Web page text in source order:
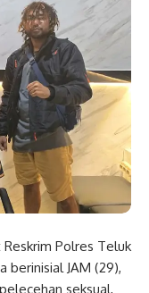
Polres Teluk
berinisial JAM (29),
seksual,